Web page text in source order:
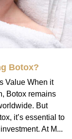
Botox?
Value When it
Botox remains
But
it’s essential to
At M...